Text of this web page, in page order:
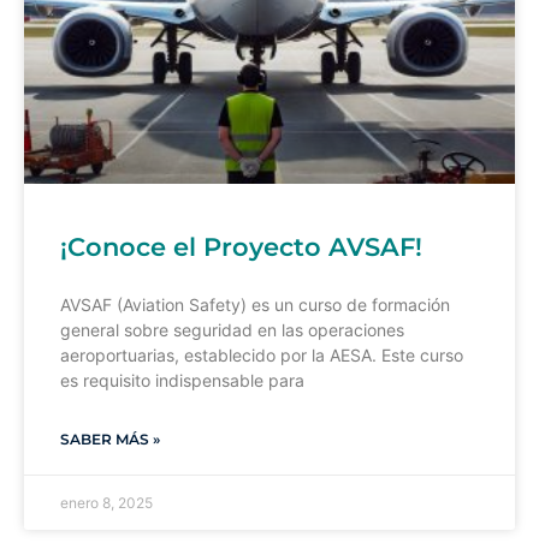
¡Conoce el Proyecto AVSAF!
AVSAF (Aviation Safety) es un curso de formación
general sobre seguridad en las operaciones
aeroportuarias, establecido por la AESA. Este curso
es requisito indispensable para
SABER MÁS »
enero 8, 2025